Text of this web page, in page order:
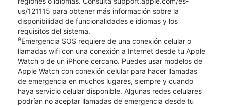
us/121115 para obtener más información sobre la
disponibilidad de funcionalidades e idiomas y los
requisitos del sistema.
9Emergencia SOS requiere de una conexión celular o
llamadas wifi con una conexión a Internet desde tu Apple
Watch o de un iPhone cercano. Puedes usar modelos de
Apple Watch con conexión celular para hacer llamadas
de emergencia en muchos lugares, siempre y cuando
haya servicio celular disponible. Algunas redes celulares
podrían no aceptar llamadas de emergencia desde tu